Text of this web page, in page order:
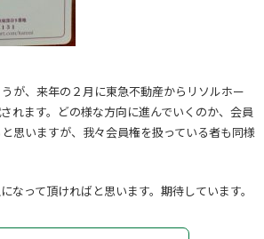
が、来年の２月に東急不動産からリソルホー
れます。どの様な方向に進んでいくのか、会員
思いますが、我々会員権を扱っている者も同様
なって頂ければと思います。期待しています。